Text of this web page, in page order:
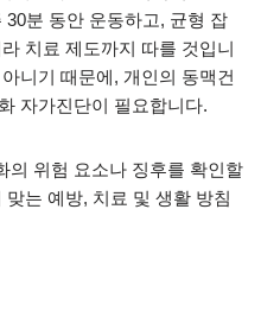
분 동안 운동하고, 균형 잡
치료 제도까지 따를 것입니
니기 때문에, 개인의 동맥건
자가진단이 필요합니다.
의 위험 요소나 징후를 확인할
는 예방, 치료 및 생활 방침